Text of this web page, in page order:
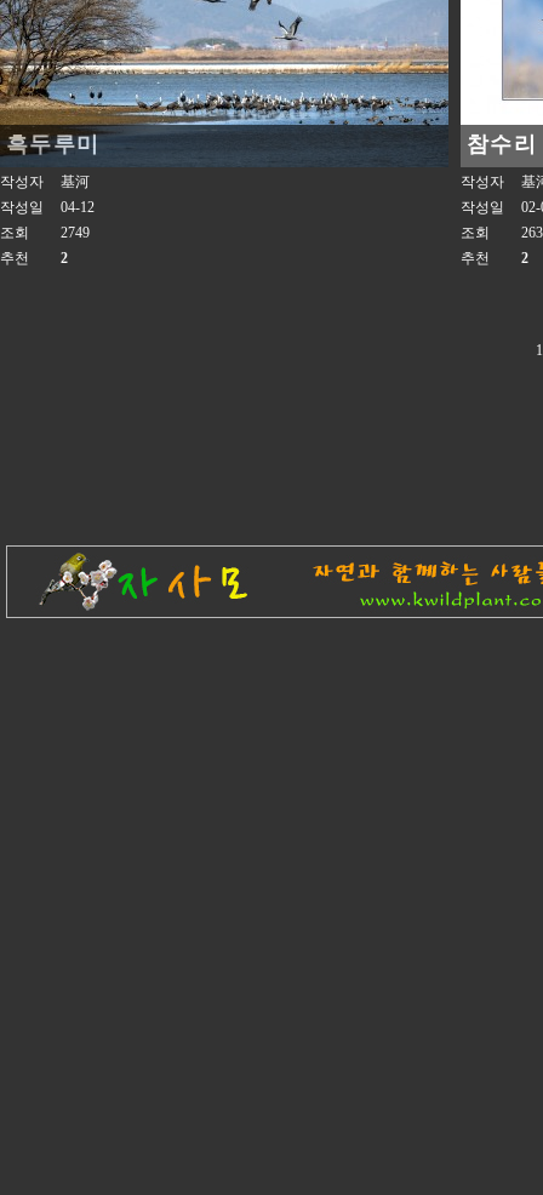
흑두루미
작성자
基河
작성일
04-12
조회
2749
추천
2
참수리
작성자
基
작성일
02-
조회
추천
2
1